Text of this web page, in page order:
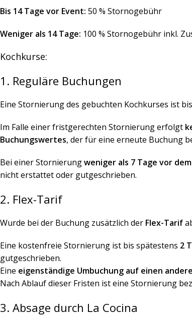
Bis 14 Tage vor Event: 50 % Stornogebühr
Weniger als 14 Tage: 100 % Stornogebühr inkl.
Kochkurse:
1. Reguläre Buchungen
Eine Stornierung des gebuchten Kochkurses ist
Im Falle einer fristgerechten Stornierung erfolgt
Buchungswertes, der für eine erneute Buchung
Bei einer Stornierungweniger als 7 Tage vor
nicht erstattet oder gutgeschrieben.
2. Flex-Tarif
Wurde bei der Buchung zusätzlich der Flex-Tarif
Eine kostenfreie Stornierung ist bis spätestens 2
gutgeschrieben.
Eine eigenständige Umbuchung auf einen
Nach Ablauf dieser Fristen ist eine Stornierung
3. Absage durch La Cocina